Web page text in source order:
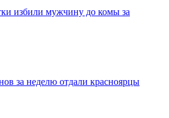
избили мужчину до комы за
за неделю отдали красноярцы